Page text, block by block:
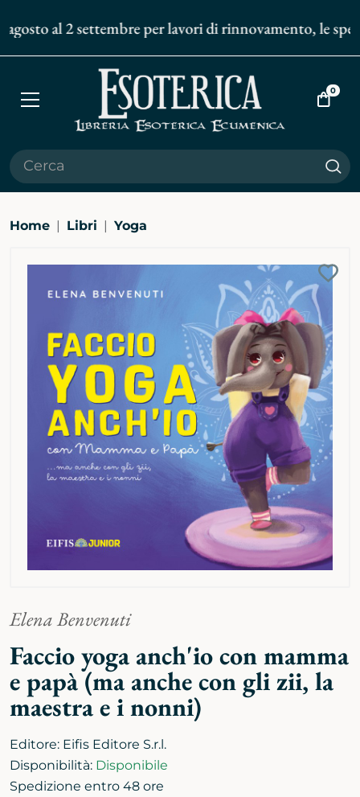
al 2 settembre per lavori di rinnovamento, le
Apri
Vai
0
Home Libri Yoga
Ingrandisci
Elena Benvenuti
Faccio yoga anch'io con mamma
e papà (ma anche con gli zii, la
maestra e i nonni)
Editore: Eifis Editore S.r.l.
Disponibilità: Disponibile
Spedizione entro 48 ore